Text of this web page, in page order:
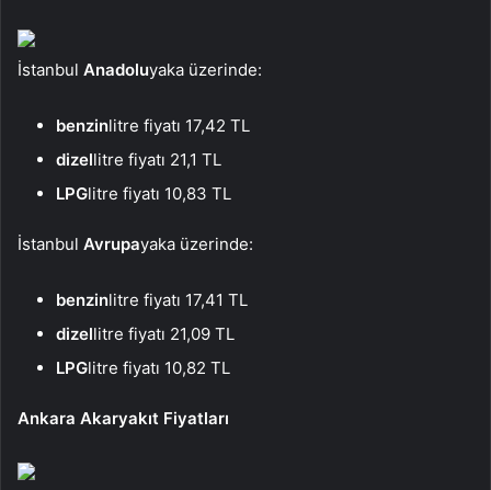
İstanbul Anadoluyaka üzerinde:
benzinlitre fiyatı 17,42 TL
dizellitre fiyatı 21,1 TL
LPGlitre fiyatı 10,83 TL
İstanbul Avrupayaka üzerinde:
benzinlitre fiyatı 17,41 TL
dizellitre fiyatı 21,09 TL
LPGlitre fiyatı 10,82 TL
Ankara Akaryakıt Fiyatları